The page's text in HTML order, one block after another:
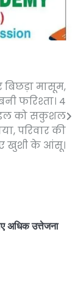
बिछड़ा मासूम,
फरिश्ता। 4
को सकुशल
परिवार की
खुशी के आंसू।
अधिक उत्तेजना